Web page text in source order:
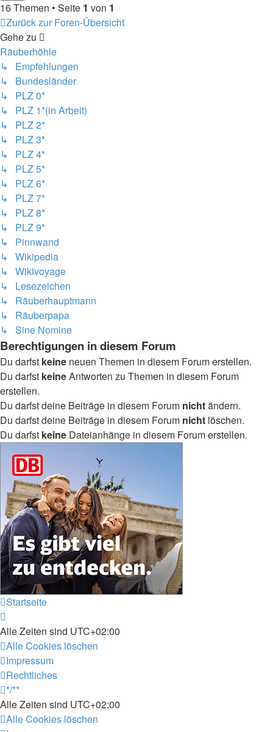
16 Themen • Seite 1 von 1
Zurück zur Foren-Übersicht
Gehe zu
Räuberhöhle
↳ Empfehlungen
↳ Bundesländer
↳ PLZ 0*
↳ PLZ 1*(in Arbeit)
↳ PLZ 2*
↳ PLZ 3*
↳ PLZ 4*
↳ PLZ 5*
↳ PLZ 6*
↳ PLZ 7*
↳ PLZ 8*
↳ PLZ 9*
↳ Pinnwand
↳ Wikipedia
↳ Wikivoyage
↳ Lesezeichen
↳ Räuberhauptmann
↳ Räuberpapa
↳ Sine Nomine
Berechtigungen in diesem Forum
Du darfst keine neuen Themen in diesem Forum erstellen.
Du darfst keineAntworten zu Themen in diesem Forum
erstellen.
Du darfst deine Beiträge in diesem Forum nichtändern.
Du darfst deine Beiträge in diesem Forum nicht löschen.
Du darfst keine Dateianhänge in diesem Forum erstellen.
Startseite
Alle Zeiten sind UTC+02:00
Alle Cookies löschen
Impressum
Rechtliches
*/**
Alle Zeiten sind UTC+02:00
Alle Cookies löschen